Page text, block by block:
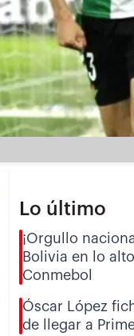
Lo último
¡Orgullo
Bolivia en lo
Conmebol
Óscar López
de llegar a